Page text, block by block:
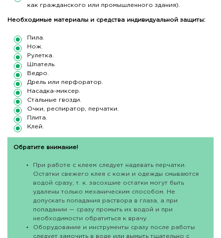
как гражданского или промышленного здания).
Необходимые материалы и средства индивидуальной защиты:
Пила.
Нож.
Рулетка.
Шпатель.
Ведро.
Дрель или перфоратор.
Насадка-миксер.
Стальные гвозди.
Очки, респиратор, перчатки.
Плита.
Клей.
Обратите внимание!
При работе с клеем следует надевать перчатки.
Остатки свежего клея с кожи и одежды смываются
водой сразу, т. к. засохшие остатки могут быть
удалены только механическим способом. Не
допускать попадания раствора в глаза, а при
попадании — сразу промыть их водой и при
необходимости обратиться к врачу.
Оборудование и инструменты сразу после работы
следует замочить в воде или вымыть тщательно с